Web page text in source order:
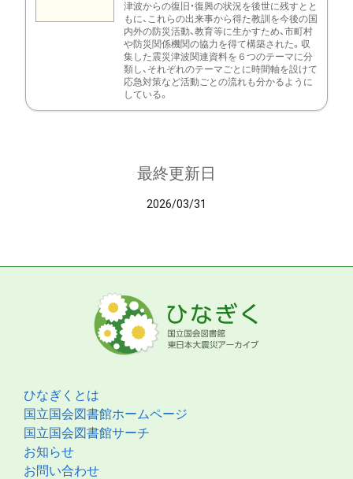
津波からの復旧・復興の状況を後世に残すとと
もに、これらの出来事から得た教訓を今後の国
内外の防災活動、教育等に生かすため、市町村
や防災関係機関の協力を得て構築された。収
集した震災津波関連資料を６つのテーマに分
類し、それぞれのテーマごとに時間軸を設けて
応急対策など活動ごとの流れも分かるように
している。
最終更新日
2026/03/31
ひなぎくとは
国立国会図書館ホームページ
国立国会図書館サーチ
お知らせ
お問い合わせ